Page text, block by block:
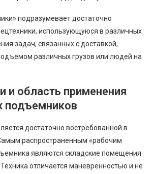
подразумевает достаточно
использующуюся в различных
задач, связанных с доставкой,
различных грузов или людей на
и область применения
подъемников
достаточно востребованной в
распространенным «рабочим
являются складские помещения
отличается маневренностью и не